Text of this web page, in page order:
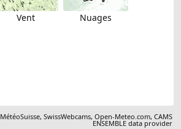
Vent Nuages
MétéoSuisse,SwissWebcams,Open-Meteo.com,CAMS
ENSEMBLE data provider